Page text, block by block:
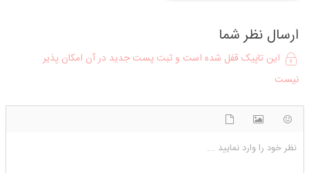
ارسال نظر شما
این تاپیک قفل شده است و ثبت پست جدید در آن امکان پذیر
نیست
نظر خود را وارد نمایید ...